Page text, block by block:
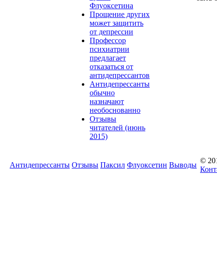
Флуоксетина
Прощение других
может защитить
от депрессии
Профессор
психиатрии
предлагает
отказаться от
антидепрессантов
Антидепрессанты
обычно
назначают
необоснованно
Отзывы
читателей (июнь
2015)
Антидепрессанты Отзывы Паксил Флуоксетин Выводы
©